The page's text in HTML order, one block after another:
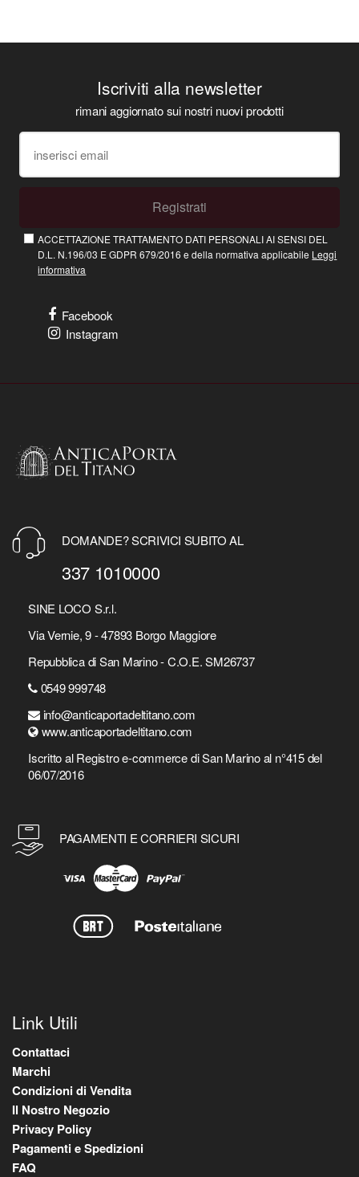
Iscriviti alla newsletter
rimani aggiornato sui nostri nuovi prodotti
Registrati
ACCETTAZIONE TRATTAMENTO DATI PERSONALI AI SENSI DEL
D.L. N.196/03 E GDPR 679/2016 e della normativa applicabile Leggi
informativa
Facebook
Instagram
DOMANDE? SCRIVICI SUBITO AL
337 1010000
SINE LOCO S.r.l.
Via Vernie, 9 - 47893 Borgo Maggiore
Repubblica di San Marino - C.O.E. SM26737
0549 999748
info@anticaportadeltitano.com
www.anticaportadeltitano.com
Iscritto al Registro e-commerce di San Marino al n°415 del
06/07/2016
PAGAMENTI E CORRIERI SICURI
Link Utili
Contattaci
Marchi
Condizioni di Vendita
Il Nostro Negozio
Privacy Policy
Pagamenti e Spedizioni
FAQ